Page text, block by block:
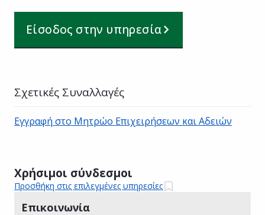
Είσοδος στην υπηρεσία
Χρήσιμοι σύνδεσμοι
Προσθήκη στις επιλεγμένες υπηρεσίες
Επικοινωνία
Σχετικές Συναλλαγές
Εγγραφή στο Μητρώο Επιχειρήσεων και Αδειών